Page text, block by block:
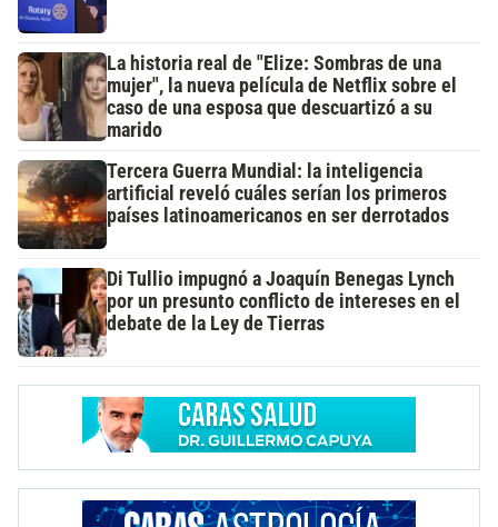
La historia real de "Elize: Sombras de una
mujer", la nueva película de Netflix sobre el
caso de una esposa que descuartizó a su
marido
Tercera Guerra Mundial: la inteligencia
artificial reveló cuáles serían los primeros
países latinoamericanos en ser derrotados
Di Tullio impugnó a Joaquín Benegas Lynch
por un presunto conflicto de intereses en el
debate de la Ley de Tierras